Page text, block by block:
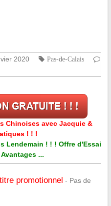
2020
Pas-de-Calais
Chinoises avec Jacquie &
! ! !
Lendemain ! ! ! Offre d'Essai
...
promotionnel - Pas de